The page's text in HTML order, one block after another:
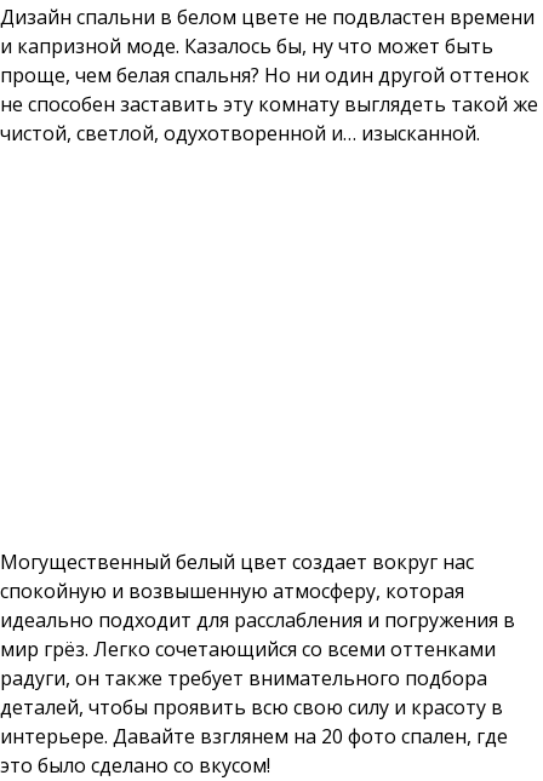
Дизайн спальни в белом цвете не подвластен времени
и капризной моде. Казалось бы, ну что может быть
проще, чем белая спальня? Но ни один другой оттенок
не способен заставить эту комнату выглядеть такой же
чистой, светлой, одухотворенной и… изысканной.
Могущественный белый цвет создает вокруг нас
спокойную и возвышенную атмосферу, которая
идеально подходит для расслабления и погружения в
мир грёз. Легко сочетающийся со всеми оттенками
радуги, он также требует внимательного подбора
деталей, чтобы проявить всю свою силу и красоту в
интерьере. Давайте взглянем на 20 фото спален, где
это было сделано со вкусом!